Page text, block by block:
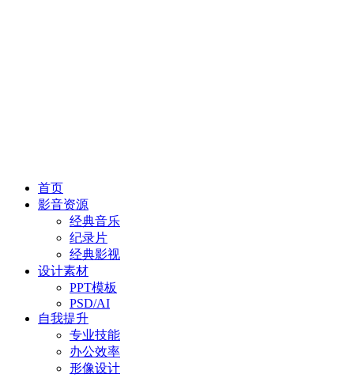
首页
影音资源
经典音乐
纪录片
经典影视
设计素材
PPT模板
PSD/AI
自我提升
专业技能
办公效率
形像设计